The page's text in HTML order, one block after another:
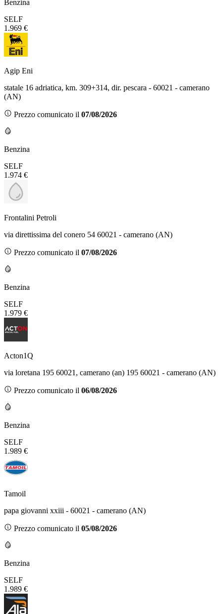
Benzina
SELF
1.969 €
Agip Eni
statale 16 adriatica, km. 309+314, dir. pescara - 60021 - camerano
(AN)
Prezzo comunicato il 07/08/2026
Benzina
SELF
1.974 €
Frontalini Petroli
via direttissima del conero 54 60021 - camerano (AN)
Prezzo comunicato il 07/08/2026
Benzina
SELF
1.979 €
Acton1Q
via loretana 195 60021, camerano (an) 195 60021 - camerano (AN)
Prezzo comunicato il 06/08/2026
Benzina
SELF
1.989 €
Tamoil
papa giovanni xxiii - 60021 - camerano (AN)
Prezzo comunicato il 05/08/2026
Benzina
SELF
1.989 €